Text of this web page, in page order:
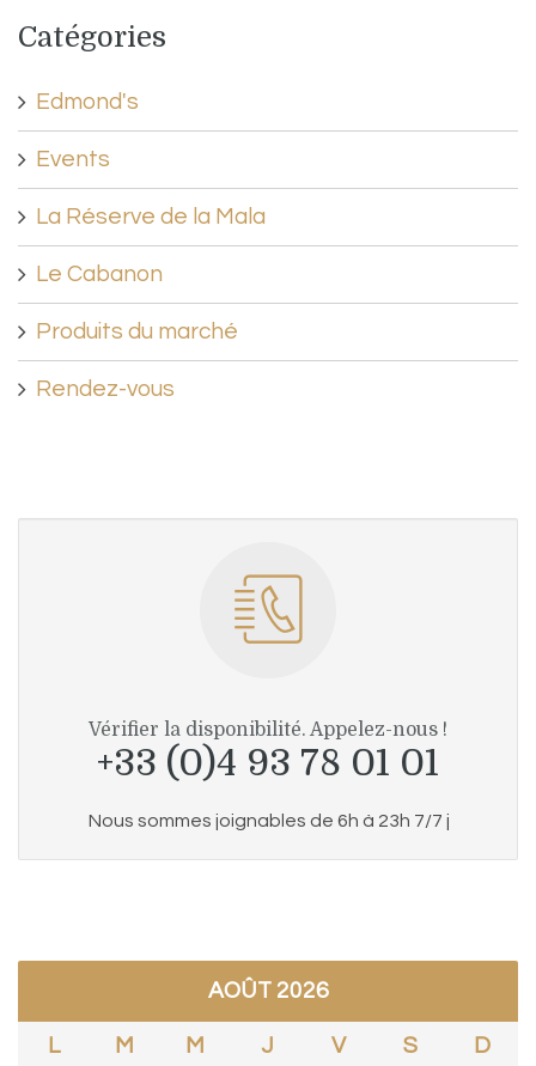
Catégories
Edmond's
Events
La Réserve de la Mala
Le Cabanon
Produits du marché
Rendez-vous
Vérifier la disponibilité. Appelez-nous !
+33 (0)4 93 78 01 01
Nous sommes joignables de 6h à 23h 7/7 j
AOÛT 2026
L M M J V S D